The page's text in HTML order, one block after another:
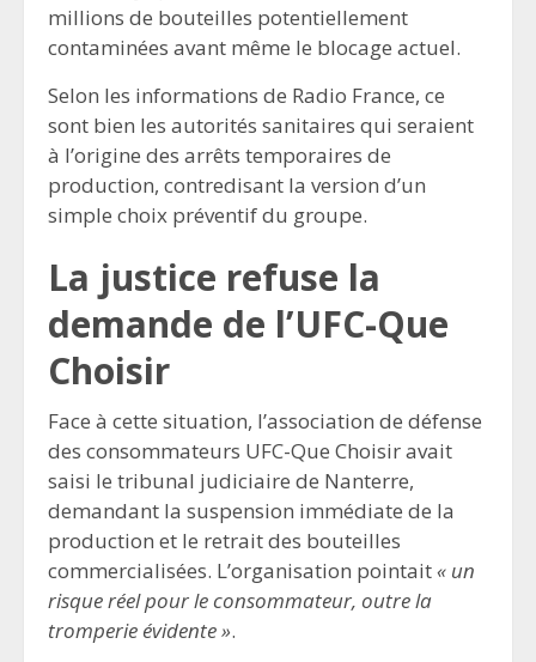
millions de bouteilles potentiellement
contaminées avant même le blocage actuel.
Selon les informations de Radio France, ce
sont bien les autorités sanitaires qui seraient
à l’origine des arrêts temporaires de
production, contredisant la version d’un
simple choix préventif du groupe.
La justice refuse la
demande de l’UFC-Que
Choisir
Face à cette situation, l’association de défense
des consommateurs UFC-Que Choisir avait
saisi le tribunal judiciaire de Nanterre,
demandant la suspension immédiate de la
production et le retrait des bouteilles
commercialisées. L’organisation pointait« un
risque réel pour le consommateur, outre la
tromperie évidente ».